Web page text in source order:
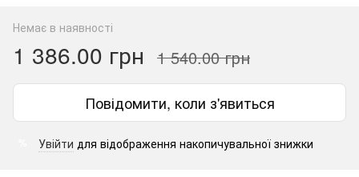
Немає в наявності
1 386.00 грн 1 540.00 грн
Повідомити, коли з'явиться
Увійти для відображення накопичувальної знижки